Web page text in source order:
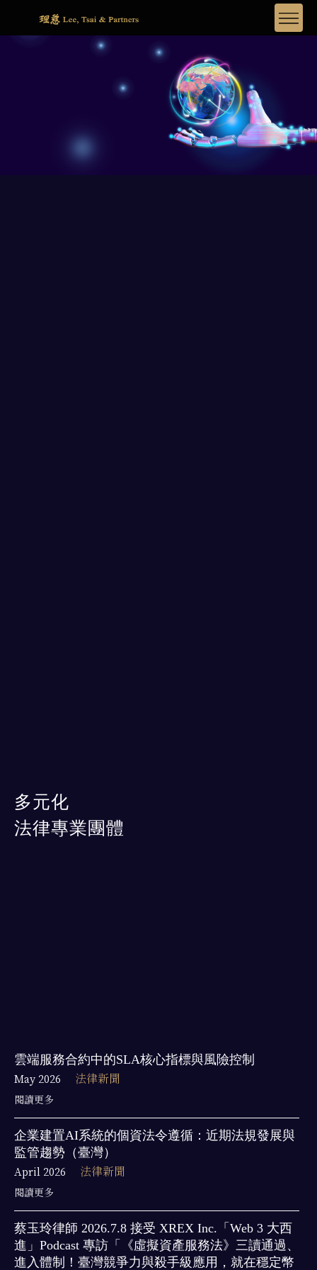
多元化
法律專業團體
雲端服務合約中的SLA核心指標與風險控制
May 2026
法律新聞
閱讀更多
企業建置AI系統的個資法令遵循：近期法規發展與
監管趨勢（臺灣）
April 2026
法律新聞
閱讀更多
蔡玉玲律師 2026.7.8 接受 XREX Inc.「Web 3 大西
進」Podcast 專訪「《虛擬資產服務法》三讀通過、
進入體制！臺灣競爭力與殺手級應用，就在穩定幣